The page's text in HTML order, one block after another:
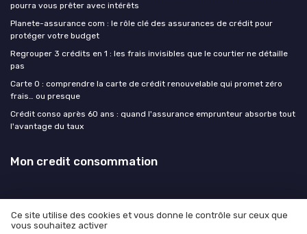
pourra vous prêter avec intérêts
Planete-assurance com : le rôle clé des assurances de crédit pour
protéger votre budget
Regrouper 3 crédits en 1 : les frais invisibles que le courtier ne détaille
pas
Carte 0 : comprendre la carte de crédit renouvelable qui promet zéro
frais… ou presque
Crédit conso après 60 ans : quand l'assurance emprunteur absorbe tout
l'avantage du taux
Mon credit consommation
Mentions légales
Ce site utilise des cookies et vous donne le contrôle sur ceux que
vous souhaitez activer